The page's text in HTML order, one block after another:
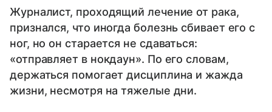
Журналист, проходящий лечение от рака,
признался, что иногда болезнь сбивает его с
ног, но он старается не сдаваться:
«отправляет в нокдаун». По его словам,
держаться помогает дисциплина и жажда
жизни, несмотря на тяжелые дни.